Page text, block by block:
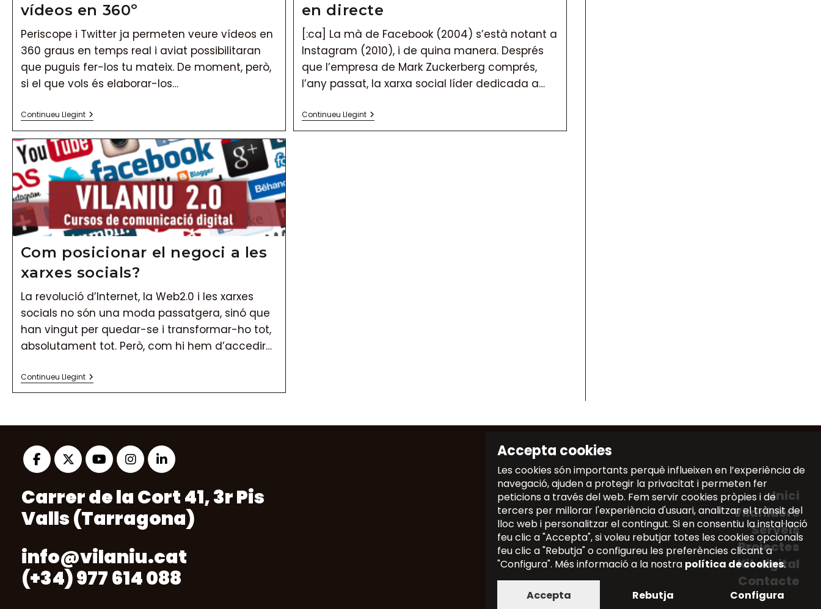
vídeos en 360º
Periscope i Twitter ja permeten veure vídeos en
360 graus en temps real i aviat possibilitaran
que puguis fer-los tu mateix. De moment, però,
si el que vols és elaborar-los…
Continueu LlegintPeriscope
I
Twitter
Incorporen
Vídeos
En
360º
en directe
[:ca] La mà de Facebook (2004) s’està notant a
Instagram (2010), i de quina manera. Després
que l’empresa de Mark Zuckerberg comprés,
l’any passat, la xarxa social líder dedicada a…
Continueu LlegintInstagram
Ja
Permet
Com posicionar el negoci a les
xarxes socials?
La revolució d’Internet, la Web2.0 i les xarxes
socials no són una moda passatgera, sinó que
han vingut per quedar-se i transformar-ho tot,
absolutament tot. Però, com hi hem d’accedir…
Continueu LlegintCom
Posicionar
El
Les
Socials?
Accepta cookies
Les cookies són importants perquè influeixen en l’experiència de
navegació, ajuden a protegir la privacitat i permeten fer
peticions a través del web. Fem servir cookies pròpies i de
tercers per millorar l'experiència d'usuari, analitzar el trànsit del
lloc web i personalitzar el contingut. Si en consentiu la instal·lació
feu clic a "Accepta", si voleu rebutjar totes les cookies opcionals
feu clic a "Rebutja" o configureu les preferències clicant a
"Configura". Més informació a la nostra política de cookies.
Accepta Rebutja Configura
in
a
new
in
a
new
in
a
new
in
new
in
new
Carrer de la Cort 41, 3r Pis
Valls (Tarragona)
info@vilaniu.cat
(+34) 977 614 088
Inici
Vilaniuers
Serveis
Projectes
Kit digital
Contacte